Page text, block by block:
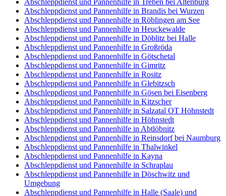
Abschleppdienst und Pannenhilfe in Brandis bei Wurzen
Abschleppdienst und Pannenhilfe in Röblingen am See
Abschleppdienst und Pannenhilfe in Heuckewalde
Abschleppdienst und Pannenhilfe in Döblitz bei Halle
Abschleppdienst und Pannenhilfe in Großröda
Abschleppdienst und Pannenhilfe in Götschetal
Abschleppdienst und Pannenhilfe in Gimritz
Abschleppdienst und Pannenhilfe in Rositz
Abschleppdienst und Pannenhilfe in Glebitzsch
Abschleppdienst und Pannenhilfe in Gösen bei Eisenberg
Abschleppdienst und Pannenhilfe in Kitzscher
Abschleppdienst und Pannenhilfe in Salzatal OT Höhnstedt
Abschleppdienst und Pannenhilfe in Höhnstedt
Abschleppdienst und Pannenhilfe in Abtlöbnitz
Abschleppdienst und Pannenhilfe in Reinsdorf bei Naumburg
Abschleppdienst und Pannenhilfe in Thalwinkel
Abschleppdienst und Pannenhilfe in Kayna
Abschleppdienst und Pannenhilfe in Schraplau
Abschleppdienst und Pannenhilfe in Döschwitz und
Umgebung
Abschleppdienst und Pannenhilfe in Halle (Saale) und